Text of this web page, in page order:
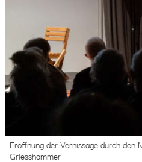
Eröffnung der Vernissage durch den
Griesshammer